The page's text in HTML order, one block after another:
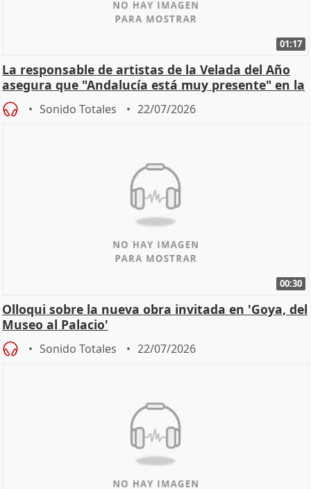
01:17
La responsable de artistas de la Velada del Año
asegura que "Andalucía está muy presente" en la
cita
Sonido Totales 22/07/2026
00:30
Olloqui sobre la nueva obra invitada en 'Goya, del
Museo al Palacio'
Sonido Totales 22/07/2026